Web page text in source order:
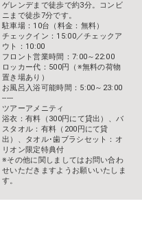
ゲレンデまで徒歩で約3分。コンビ
ニまで徒歩7分です。
駐車場：10台（料金：無料）
チェックイン：15:00／チェックア
ウト：10:00
フロント営業時間：7:00～22:00
ロッカー代：500円（※無料の荷物
置き場あり）
お風呂入浴可能時間：5:00～23:00
-----
ツアーアメニティ
浴衣：有料（300円にて貸出）、バ
スタオル：有料（200円にて貸
出）、タオル･歯ブラシセット：オ
リオン限定特典付
※その他に関しましてはお問い合わ
せいただきますようお願いいたしま
す。